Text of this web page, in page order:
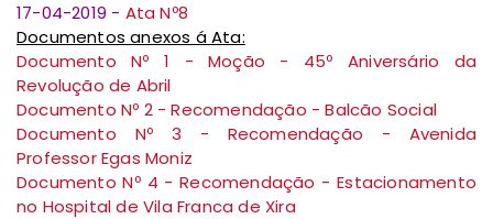
17-04-2019 - Ata Nº8
Documentos anexos á Ata:
Documento Nº 1 - Moção - 45º Aniversário da
Revolução de Abril
Documento Nº 2 - Recomendação - Balcão Social
Documento Nº 3 - Recomendação - Avenida
Professor Egas Moniz
Documento Nº 4 - Recomendação - Estacionamento
no Hospital de Vila Franca de Xira